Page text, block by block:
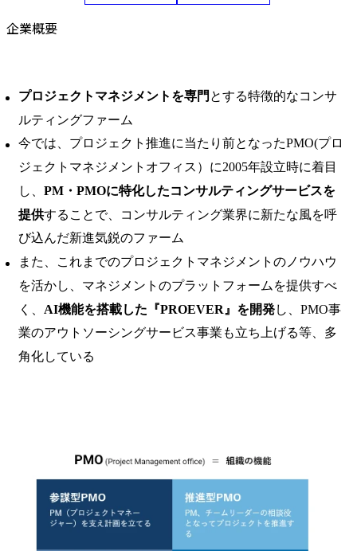
企業概要
プロジェクトマネジメントを専門 とする特徴的なコンサ
ルティングファーム
今では、プロジェクト推進に当たり前となったPMO(プロ
ジェクトマネジメントオフィス）に2005年設立時に着目
し、 PM・PMOに特化したコンサルティングサービスを
提供することで、コンサルティング業界に新たな風を呼
び込んだ新進気鋭のファーム
また、これまでのプロジェクトマネジメントのノウハウ
を活かし、マネジメントのプラットフォームを提供すべ
く、 AI機能を搭載した『PROEVER』を開発し、PMO事
業のアウトソーシングサービス事業も立ち上げる等、多
角化している